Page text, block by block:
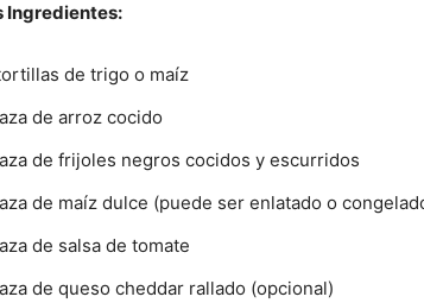
Ingredientes:
de trigo o maíz
de arroz cocido
de frijoles negros cocidos y escurridos
de maíz dulce (puede ser enlatado o
de salsa de tomate
de queso cheddar rallado (opcional)